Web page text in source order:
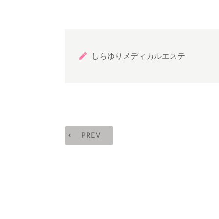
しらゆりメディカルエステ
PREV